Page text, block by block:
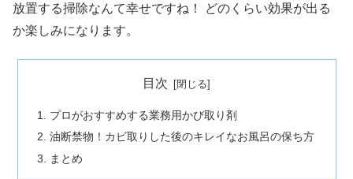
放置する掃除なんて幸せですね！ どのくらい効果が出る
か楽しみになります。
目次
プロがおすすめする業務用かび取り剤
油断禁物！カビ取りした後のキレイなお風呂の保ち方
まとめ